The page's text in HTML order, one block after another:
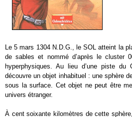
Le 5 mars 1304 N.D.G., le SOL atteint la
de sables et nommé d’après le cluster
hyperphysiques. Au lieu d’une piste
découvre un objet inhabituel : une sphère
sous la surface. Cet objet ne peut être
univers étranger.
À cent soixante kilomètres de cette